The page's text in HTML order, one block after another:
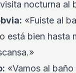
nocturna al
«Fuiste al
está bien hasta
«Vamos al